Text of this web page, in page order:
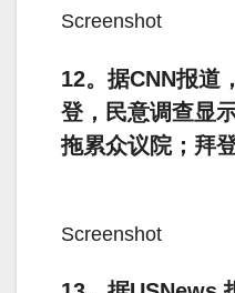
Screenshot
12。据CNN报道
登，民意调查显
拖累众议院；拜
Screenshot